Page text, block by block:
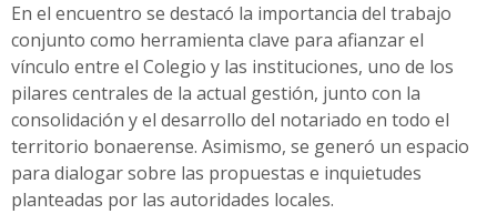
En el encuentro se destacó la importancia del trabajo
conjunto como herramienta clave para afianzar el
vínculo entre el Colegio y las instituciones, uno de los
pilares centrales de la actual gestión, junto con la
consolidación y el desarrollo del notariado en todo el
territorio bonaerense. Asimismo, se generó un espacio
para dialogar sobre las propuestas e inquietudes
planteadas por las autoridades locales.